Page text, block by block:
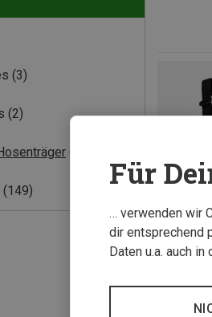
(3)
(2)
(1)
(149) Für
… verwenden wir
dir entsprechend
Daten u.a. auch